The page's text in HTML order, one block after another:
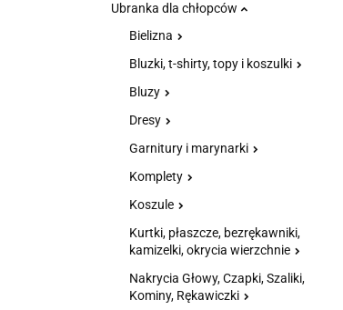
Ubranka dla chłopców
Bielizna
Bluzki, t-shirty, topy i koszulki
Bluzy
Dresy
Garnitury i marynarki
Komplety
Koszule
Kurtki, płaszcze, bezrękawniki,
kamizelki, okrycia wierzchnie
Nakrycia Głowy, Czapki, Szaliki,
Kominy, Rękawiczki